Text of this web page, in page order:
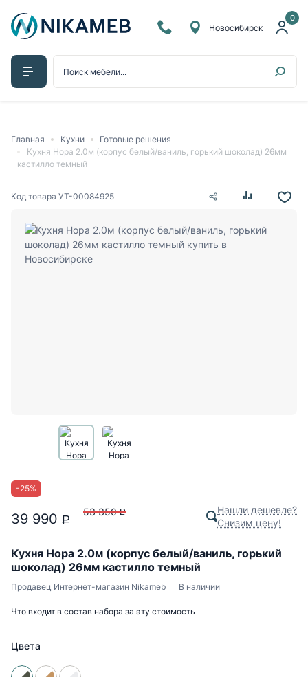
0
Новосибирск
Главная Кухни
Готовые решения
Кухня Нора 2.0м (корпус белый/ваниль, горький шоколад) 26мм
кастилло темный
Код товара УТ-00084925
-25%
39 990 P
53 350 P
Нашли дешевле?
Снизим цену!
Кухня Нора 2.0м (корпус белый/ваниль, горький
шоколад) 26мм кастилло темный
Продавец Интернет-магазин Nikameb В наличии
Что входит в состав набора за эту стоимость
Цвета